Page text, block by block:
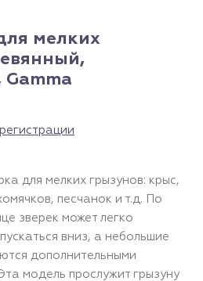
мелких
Gamma
регистрации
для мелких грызунов: крыс,
песчанок и т.д. По
зверек может легко
вниз, а небольшие
дополнительными
модель прослужит грызуну